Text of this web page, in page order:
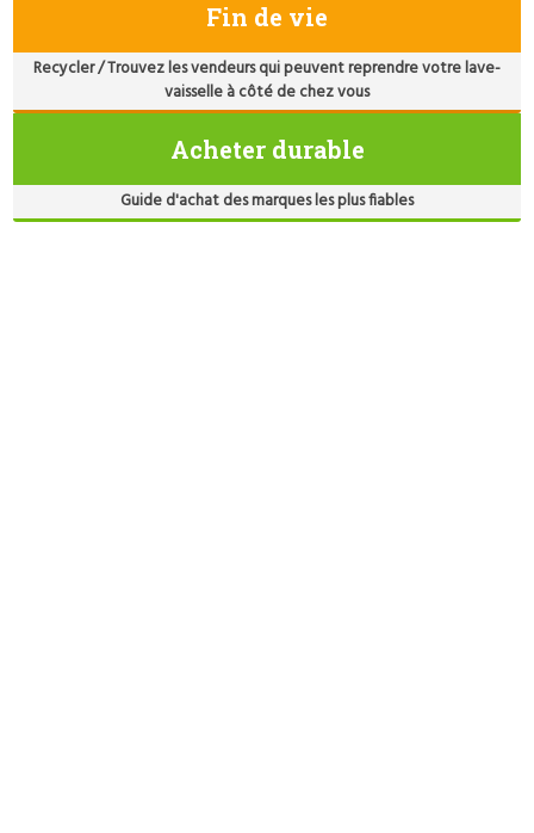
Fin de vie
Recycler / Trouvez les vendeurs qui peuvent reprendre votre lave-
vaisselle à côté de chez vous
Acheter durable
Guide d'achat des marques les plus fiables